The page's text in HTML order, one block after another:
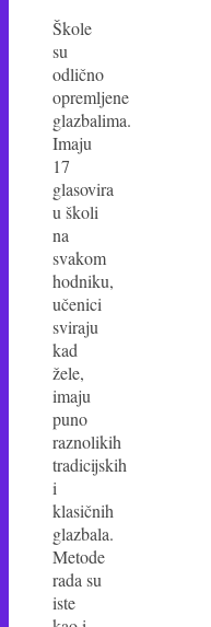
Škole
su
odlično
opremljene
glazbalima.
Imaju
17
glasovira
u školi
na
svakom
hodniku,
učenici
sviraju
kad
žele,
imaju
puno
raznolikih
tradicijskih
i
klasičnih
glazbala.
Metode
rada su
iste